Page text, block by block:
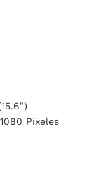
Pixeles